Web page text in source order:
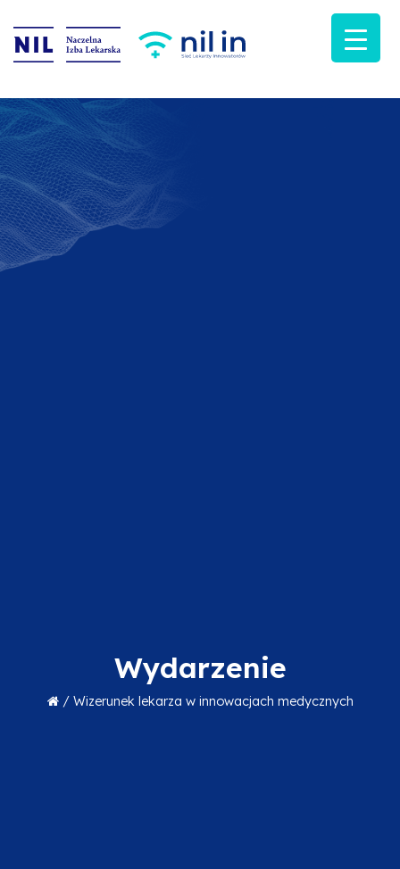
Wydarzenie
/ Wizerunek lekarza w innowacjach medycznych